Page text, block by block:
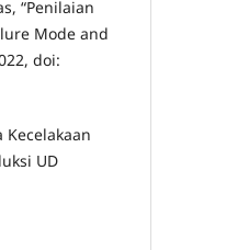
“Penilaian
Mode and
doi:
Kecelakaan
UD